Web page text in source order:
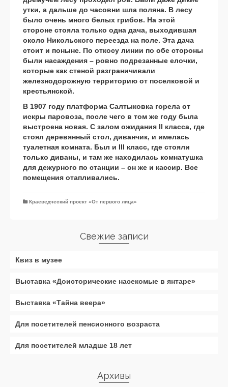
утки, а дальше до часовни шла поляна. В лесу
было очень много белых грибов. На этой
стороне стояла только одна дача, выходившая
около Никольского переезда на поле. Эта дача
стоит и поныне. По откосу линии по обе стороны
были насаждения – ровно подрезанные елочки,
которые как стеной разграничивали
железнодорожную территорию от поселковой и
крестьянской.
В 1907 году платформа Салтыковка горела от
искры паровоза, после чего в том же году была
выстроена новая. С залом ожидания II класса, где
стоял деревянный стол, диванчик, и имелась
туалетная комната. Был и III класс, где стояли
только диваны, и там же находилась комнатушка
для дежурного по станции – он же и кассир. Все
помещения отапливались.
Краеведческий проект «От первого лица»
Свежие записи
Квиз в музее
Выставка «Доисторические насекомые в янтаре»
Выставка «Тайна веера»
Для посетителей пенсионного возраста
Для посетителей младше 18 лет
Архивы